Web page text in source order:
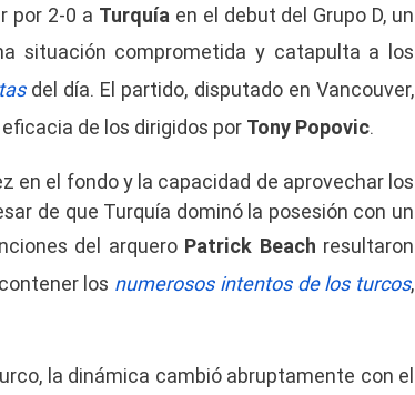
por 2-0 a Turquía en el debut del Grupo D, un
situación comprometida y catapulta a los
del día. El partido, disputado en Vancouver,
de los dirigidos por Tony Popovic.
en el fondo y la capacidad de aprovechar los
de que Turquía dominó la posesión con un
del arquero Patrick Beach resultaron
los numerosos intentos de los turcos,
la dinámica cambió abruptamente con el